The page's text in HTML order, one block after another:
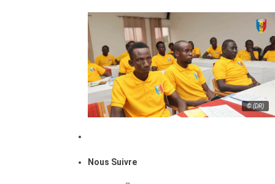
© (DR)
Nous Suivre